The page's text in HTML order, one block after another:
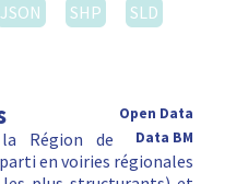
JSON SHP
SLD
Open Data
Data BM
Région de
en voiries régionales